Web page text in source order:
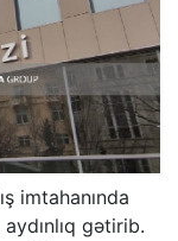
imtahanında
gətirib.